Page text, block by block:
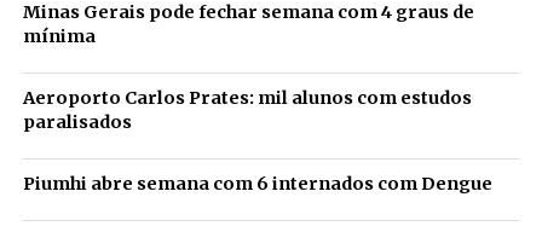
Minas Gerais pode fechar semana com 4 graus de
mínima
Aeroporto Carlos Prates: mil alunos com estudos
paralisados
Piumhi abre semana com 6 internados com Dengue